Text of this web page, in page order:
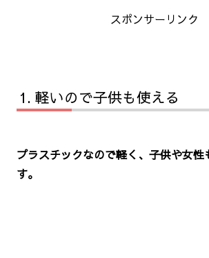
スポンサーリンク
軽いので子供も使える
プラスチックなので軽く、子供や女性
す。